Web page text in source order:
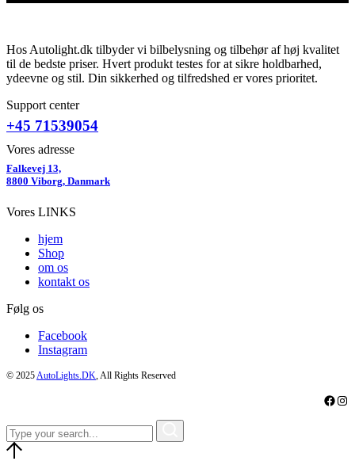
Hos Autolight.dk tilbyder vi bilbelysning og tilbehør af høj kvalitet
til de bedste priser. Hvert produkt testes for at sikre holdbarhed,
ydeevne og stil. Din sikkerhed og tilfredshed er vores prioritet.
Support center
+45 71539054
Vores adresse
Falkevej 13,
8800 Viborg, Danmark
Vores LINKS
hjem
Shop
om os
kontakt os
Følg os
Facebook
Instagram
© 2025AutoLights.DK, All Rights Reserved